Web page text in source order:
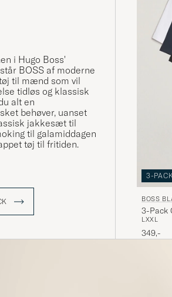
i Hugo Boss'
BOSS af moderne
til mænd som vil
tidløs og klassisk
alt en
behøver, uanset
jakkesæt til
til galamiddagen
tøj til fritiden.
3-
BOSS
3-Pack
L XXL
349,-